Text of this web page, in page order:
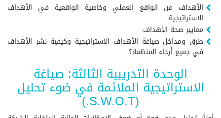
الأهداف من الواقع العملي وخاصية الواقعية في الأهداف
الاستراتيجية.
معايير صحة الأهداف.
طرق ومداخل صياغة الأهداف الاستراتيجية وكيفية نشر الأهداف
في جميع أرجاء المنظمة؟
الوحدة التدريبية الثالثة: صياغة
الاستراتيجية الملائمة في ضوء تحليل
(S.W.O.T.)